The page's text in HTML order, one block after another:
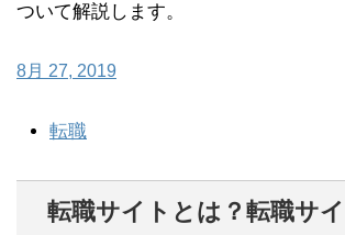
ついて解説します。
8月 27, 2019
転職
転職サイトとは？転職サ